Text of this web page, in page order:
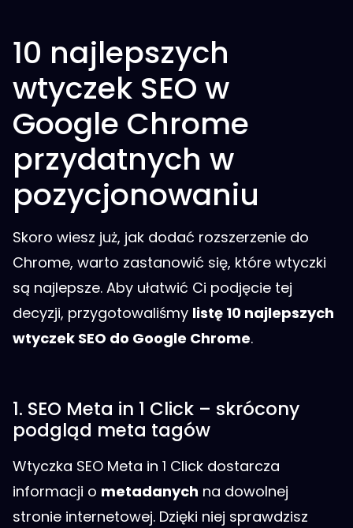
10 najlepszych
wtyczek SEO w
Google Chrome
przydatnych w
pozycjonowaniu
Skoro wiesz już, jak dodać rozszerzenie do
Chrome, warto zastanowić się, które wtyczki
są najlepsze. Aby ułatwić Ci podjęcie tej
decyzji, przygotowaliśmy listę 10 najlepszych
wtyczek SEO do Google Chrome.
1. SEO Meta in 1 Click – skrócony
podgląd meta tagów
Wtyczka SEO Meta in 1 Click dostarcza
informacji o metadanych na dowolnej
stronie internetowej. Dzięki niej sprawdzisz